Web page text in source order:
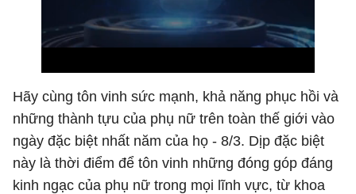
Hãy cùng tôn vinh sức mạnh, khả năng phục hồi và
những thành tựu của phụ nữ trên toàn thế giới vào
ngày đặc biệt nhất năm của họ - 8/3. Dịp đặc biệt
này là thời điểm để tôn vinh những đóng góp đáng
kinh ngạc của phụ nữ trong mọi lĩnh vực, từ khoa